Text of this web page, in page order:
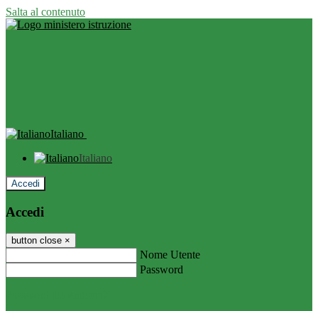
Salta al contenuto
Italiano
Italiano
Accedi
Accedi
button close ×
Nome Utente
Password